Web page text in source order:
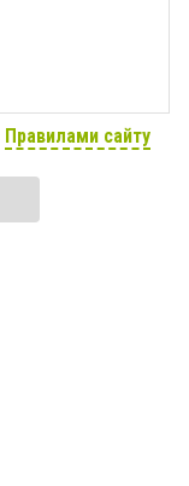
Правилами сайту